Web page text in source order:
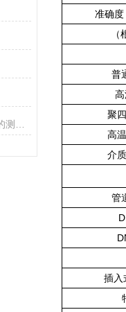
准确
（
普
聚
高
介
管
插入